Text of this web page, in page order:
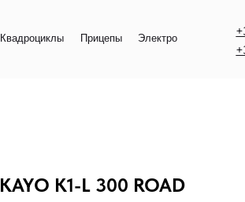
+375 33 302 53 53
+375 44 702 53 53
Электро
Прицепы
KAYO K1-L 300 ROAD